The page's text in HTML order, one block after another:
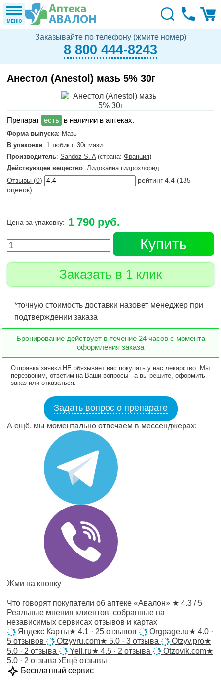
МЕНЮ
Заказывайте по телефону (жмите номер)
8 800 444-8243
Анестол (Anestol) мазь 5% 30г
в наличии в аптеках.
Форма выпуска: Мазь
В упаковке: 1 тюбик с 30г мази
Производитель: Sandoz S. A(страна: Франция)
Действующее вещество: Лидокаина гидрохлорид
Отзывы (0) рейтинг 4.4 (135
оценок)
Цена за упаковку: 1 790 руб.
Купить
Заказать в 1 клик
*точную стоимость доставки назовет менеджер при
подтверждении заказа
Бронирование действует в течение 24 часов с момента
оформления заказа
Отправка заявки НЕ обязывает вас покупать у нас лекарство. Мы
перезвоним, ответим на Ваши вопросы - а вы решите, оформить
заказ или отказаться.
Задать вопрос о препарате
А ещё, мы моментально отвечаем в мессенджерах:
Жми на кнопку
Что говорят покупатели об аптеке «Авалон» ★ 4.3 / 5
Реальные мнения клиентов, собранные на
независимых сервисах отзывов и картах
Яндекс Карты★ 4.1 · 25 отзывов Orgpage.ru★ 4.0 ·
5 отзывов
Otzyvru.com★ 5.0 · 3 отзыва Otzyv.pro★
5.0 · 2 отзыва
Yell.ru★ 4.5 · 2 отзыва Otzovik.com★
5.0 · 2 отзыва ›Ещё отзывы
Бесплатный сервис